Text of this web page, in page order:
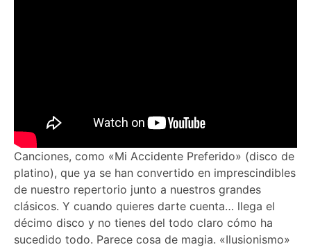
Canciones, como «Mi Accidente Preferido» (disco de
platino), que ya se han convertido en imprescindibles
de nuestro repertorio junto a nuestros grandes
clásicos. Y cuando quieres darte cuenta… llega el
décimo disco y no tienes del todo claro cómo ha
sucedido todo. Parece cosa de magia. «Ilusionismo»